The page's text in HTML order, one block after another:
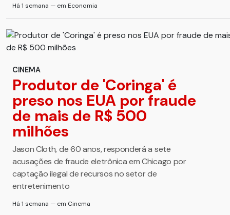
Há 1 semana — em Economia
CINEMA
Produtor de 'Coringa' é
preso nos EUA por fraude
de mais de R$ 500
milhões
Jason Cloth, de 60 anos, responderá a sete
acusações de fraude eletrônica em Chicago por
captação ilegal de recursos no setor de
entretenimento
Há 1 semana — em Cinema